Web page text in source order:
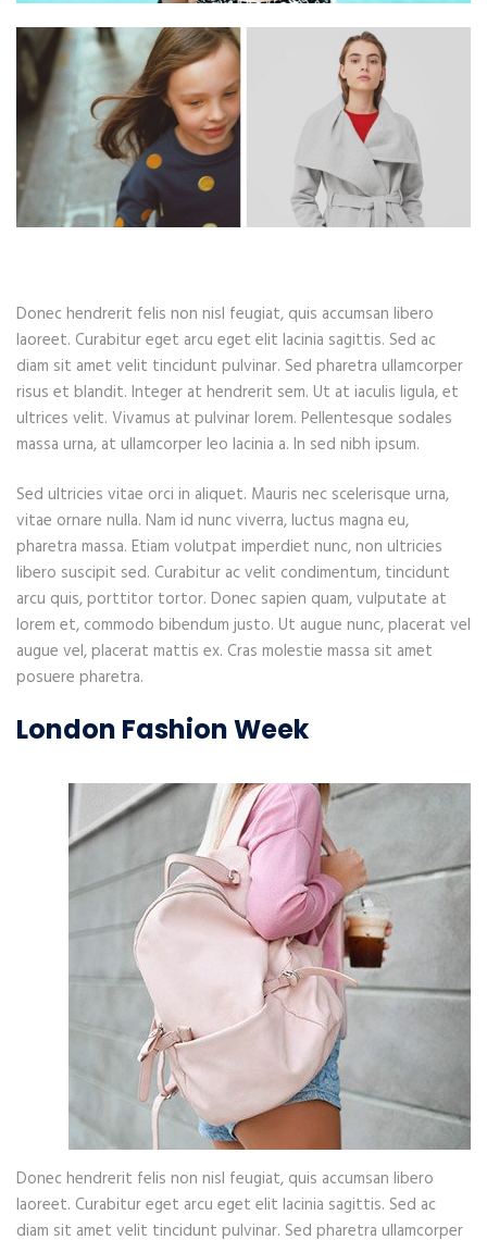
Donec hendrerit felis non nisl feugiat, quis accumsan libero
laoreet. Curabitur eget arcu eget elit lacinia sagittis. Sed ac
diam sit amet velit tincidunt pulvinar. Sed pharetra ullamcorper
risus et blandit. Integer at hendrerit sem. Ut at iaculis ligula, et
ultrices velit. Vivamus at pulvinar lorem. Pellentesque sodales
massa urna, at ullamcorper leo lacinia a. In sed nibh ipsum.
Sed ultricies vitae orci in aliquet. Mauris nec scelerisque urna,
vitae ornare nulla. Nam id nunc viverra, luctus magna eu,
pharetra massa. Etiam volutpat imperdiet nunc, non ultricies
libero suscipit sed. Curabitur ac velit condimentum, tincidunt
arcu quis, porttitor tortor. Donec sapien quam, vulputate at
lorem et, commodo bibendum justo. Ut augue nunc, placerat vel
augue vel, placerat mattis ex. Cras molestie massa sit amet
posuere pharetra.
London Fashion Week
Donec hendrerit felis non nisl feugiat, quis accumsan libero
laoreet. Curabitur eget arcu eget elit lacinia sagittis. Sed ac
diam sit amet velit tincidunt pulvinar. Sed pharetra ullamcorper